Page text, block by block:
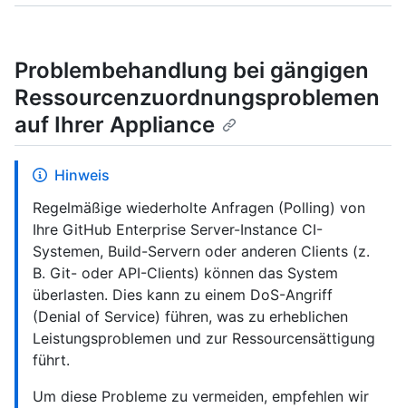
Problembehandlung bei gängigen
Ressourcenzuordnungsproblemen
auf Ihrer Appliance
Hinweis
Regelmäßige wiederholte Anfragen (Polling) von
Ihre GitHub Enterprise Server-Instance CI-
Systemen, Build-Servern oder anderen Clients (z.
B. Git- oder API-Clients) können das System
überlasten. Dies kann zu einem DoS-Angriff
(Denial of Service) führen, was zu erheblichen
Leistungsproblemen und zur Ressourcensättigung
führt.
Um diese Probleme zu vermeiden, empfehlen wir